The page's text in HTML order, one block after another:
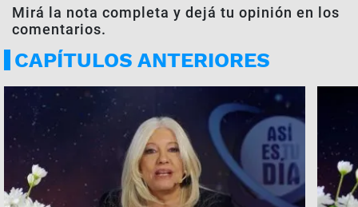
Mirá la nota completa y dejá tu opinión en los
comentarios.
CAPÍTULOS ANTERIORES